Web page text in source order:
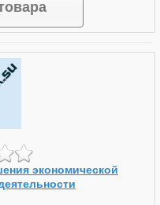
экономической